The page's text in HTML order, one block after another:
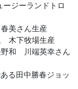
ジーランドトロ
美さん生産
木下牧場生産
和 川端英幸さん
る田中勝春ジョッ